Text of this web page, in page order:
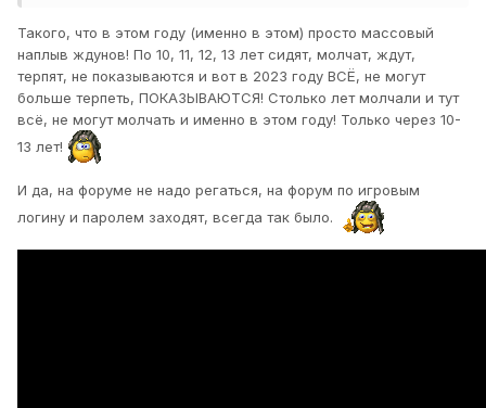
Такого, что в этом году (именно в этом) просто массовый
наплыв ждунов! По 10, 11, 12, 13 лет сидят, молчат, ждут,
терпят, не показываются и вот в 2023 году ВСЁ, не могут
больше терпеть, ПОКАЗЫВАЮТСЯ! Столько лет молчали и тут
всё, не могут молчать и именно в этом году! Только через 10-
13 лет!
И да, на форуме не надо регаться, на форум по игровым
логину и паролем заходят, всегда так было.